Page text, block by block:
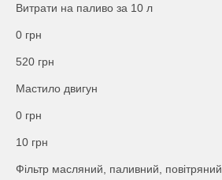
Витрати на паливо за 10 л
0 грн
520 грн
Мастило двигун
0 грн
10 грн
Фільтр масляний, паливний, повітряний